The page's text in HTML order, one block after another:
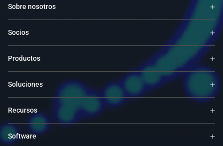
Sobre nosotros
Socios
Productos
Soluciones
Recursos
Software